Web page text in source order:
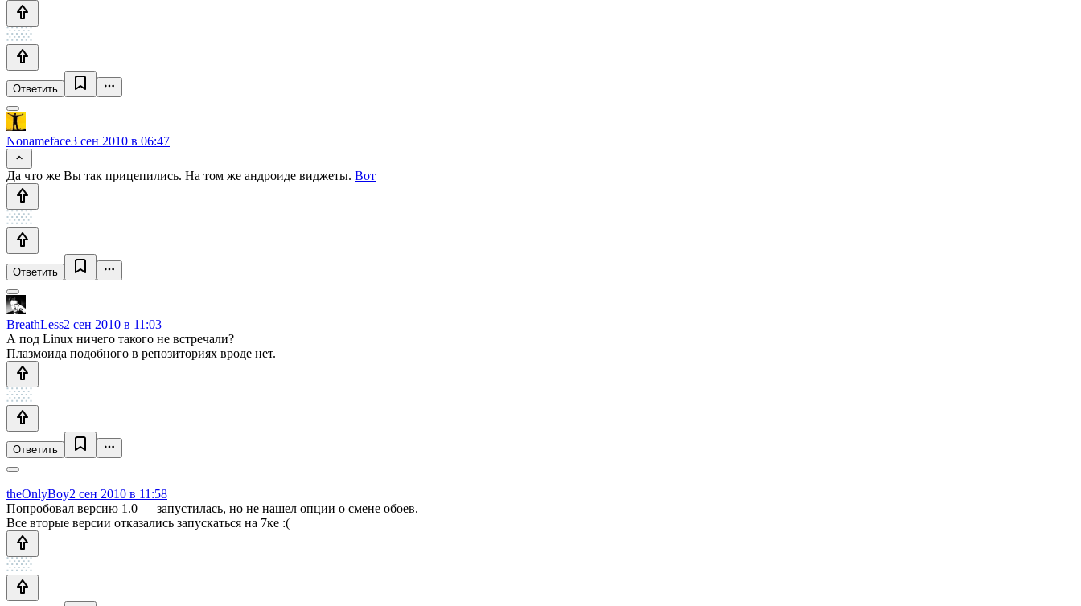
Ответить
Nonameface3 сен 2010 в 06:47
Да что же Вы так прицепились. На том же андроиде виджеты. Вот
Ответить
BreathLess2 сен 2010 в 11:03
А под Linux ничего такого не встречали?
Плазмоида подобного в репозиториях вроде нет.
Ответить
theOnlyBoy2 сен 2010 в 11:58
Попробовал версию 1.0 — запустилась, но не нашел опции о смене обоев.
Все вторые версии отказались запускаться на 7ке :(